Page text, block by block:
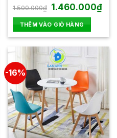
Được
hạng
0
5
sao
1.500.000₫ Giá
gốc
là:
1.500.000₫.
1.460.000₫Giá
hiện
THÊM VÀO GIỎ HÀNG
-16%